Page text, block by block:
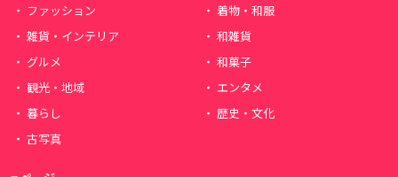
ファッション
着物・和服
雑貨・インテリア
和雑貨
グルメ
和菓子
観光・地域
エンタメ
暮らし
歴史・文化
古写真